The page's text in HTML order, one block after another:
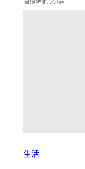
閱讀時間: 3分鐘
生活